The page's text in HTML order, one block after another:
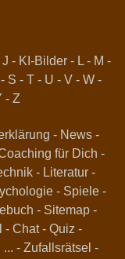
J - KI-Bilder- L- M -
- S - T - U - V - W -
- Z
- News-
für Dich -
- Literatur-
- Spiele-
- Sitemap-
- Chat- Quiz -
... - Zufallsrätsel -